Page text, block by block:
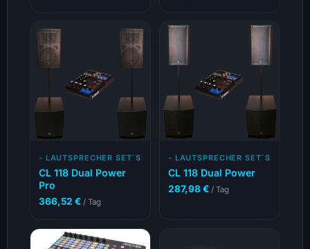
- LAUTSPRECHER SET´S
CL 118 Dual Power
Pro
366,52 € / Tag
- LAUTSPRECHER SET´S
CL 118 Dual Power
287,98€ / Tag